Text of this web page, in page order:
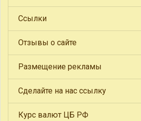
Ссылки
Отзывы о сайте
Размещение рекламы
Сделайте на нас ссылку
Курс валют ЦБ РФ